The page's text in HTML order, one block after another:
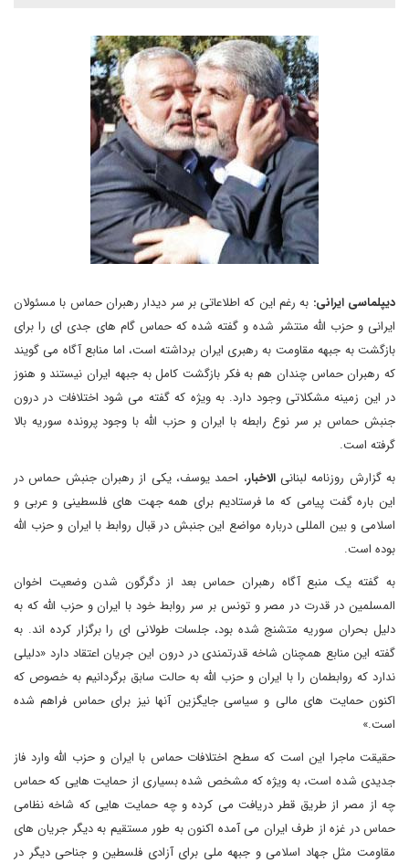
دیپلماسی ایرانی: به رغم این که اطلاعاتی بر سر دیدار رهبران حماس با مسئولان
ایرانی و حزب الله منتشر شده و گفته شده که حماس گام های جدی ای را برای
بازگشت به جبهه مقاومت به رهبری ایران برداشته است، اما منابع آگاه می گویند
که رهبران حماس چندان هم به فکر بازگشت کامل به جبهه ایران نیستند و هنوز
در این زمینه مشکلاتی وجود دارد. به ویژه که گفته می شود اختلافات در درون
جنبش حماس بر سر نوع رابطه با ایران و حزب الله با وجود پرونده سوریه بالا
گرفته است.
به گزارش روزنامه لبنانیالاخبار، احمد یوسف، یکی از رهبران جنبش حماس در
این باره گفت پیامی که ما فرستادیم برای همه جهت های فلسطینی و عربی و
اسلامی و بین المللی درباره مواضع این جنبش در قبال روابط با ایران و حزب الله
بوده است.
به گفته یک منبع آگاه رهبران حماس بعد از دگرگون شدن وضعیت اخوان
المسلمین در قدرت در مصر و تونس بر سر روابط خود با ایران و حزب الله که به
دلیل بحران سوریه متشنج شده بود، جلسات طولانی ای را برگزار کرده اند. به
گفته این منابع همچنان شاخه قدرتمندی در درون این جریان اعتقاد دارد «دلیلی
ندارد که روابطمان را با ایران و حزب الله به حالت سابق برگردانیم به خصوص که
اکنون حمایت های مالی و سیاسی جایگزین آنها نیز برای حماس فراهم شده
است.»
حقیقت ماجرا این است که سطح اختلافات حماس با ایران و حزب الله وارد فاز
جدیدی شده است، به ویژه که مشخص شده بسیاری از حمایت هایی که حماس
چه از مصر از طریق قطر دریافت می کرده و چه حمایت هایی که شاخه نظامی
حماس در غزه از طرف ایران می آمده اکنون به طور مستقیم به دیگر جریان های
مقاومت مثل جهاد اسلامی و جبهه ملی برای آزادی فلسطین و جناحی دیگر در